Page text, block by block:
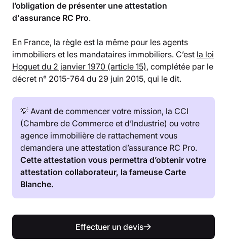
l’obligation de présenter une attestation
d'assurance RC Pro.
En France, la règle est la même pour les agents
immobiliers et les mandataires immobiliers. C’est la loi
Hoguet du 2 janvier 1970 (article 15), complétée par le
décret n° 2015-764 du 29 juin 2015, qui le dit.
💡 Avant de commencer votre mission, la CCI
(Chambre de Commerce et d’Industrie) ou votre
agence immobilière de rattachement vous
demandera une attestation d’assurance RC Pro.
Cette attestation vous permettra d’obtenir votre
attestation collaborateur, la fameuse Carte
Blanche.
Effectuer un devis